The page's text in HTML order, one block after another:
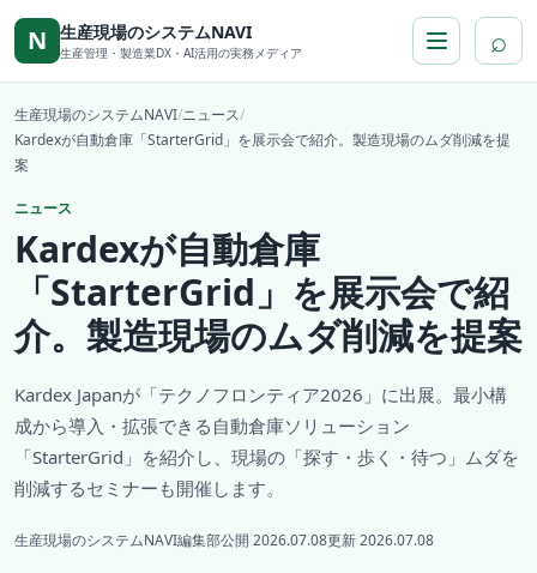
本文へ移動
N 生産現場のシステムNAVI
生産管理・製造業DX・AI活用の実務メディア ⌕
生産現場のシステムNAVI/ニュース/
Kardexが自動倉庫「StarterGrid」を展示会で紹介。製造現場のムダ削減を提
案
ニュース
Kardexが自動倉庫
「StarterGrid」を展示会で紹
介。製造現場のムダ削減を提案
Kardex Japanが「テクノフロンティア2026」に出展。最小構
成から導入・拡張できる自動倉庫ソリューション
「StarterGrid」を紹介し、現場の「探す・歩く・待つ」ムダを
削減するセミナーも開催します。
生産現場のシステムNAVI編集部公開 2026.07.08更新 2026.07.08